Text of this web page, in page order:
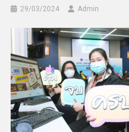
29/03/2024 Admin